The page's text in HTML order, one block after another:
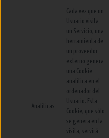
Analíticas
Cada vez que un
Usuario visita
un Servicio, una
herramienta de
un proveedor
externo genera
una Cookie
analítica en el
ordenador del
Usuario. Esta
Cookie, que sólo
se genera en la
visita, servirá